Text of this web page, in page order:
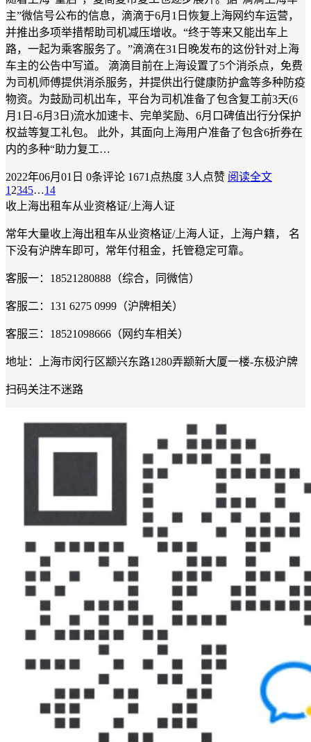
主”微信号公布的信息，滴滴于6月1日恢复上海网约车运营，
并推出多项举措帮助司机减压增收。“终于等来又能出车上
路，一起为乘客服务了。”滴滴在31日晚发布的这份针对上海
车主的公告中写道。 滴滴目前在上海设置了5个消杀点，免费
为司机师傅提供消杀服务，并提供出行健康防护盒等多种防疫
物资。为鼓励司机出车，平台为司机准备了包含复工前3天(6
月1日-6月3日)流水加速卡、完单奖励、6月口碑值出行分保护
权益等复工礼包。 此外，其面向上海用户准备了包含6折券在
内的多种“助力复工…
2022年06月01日 0条评论 1671点热度 3人点赞 阅读全文
1 2345…14
收上海出租车从业资格证/上海人证
常年大量收上海出租车从业资格证/上海人证，上海户籍， 名
下没有沪牌车即可，常年付租金，托管稳定可靠。
客服一：18521280888（综合，同微信）
客服二：131 6275 0999（沪牌相关）
客服三：18521098666（网约车相关）
地址：上海市闵行区颛兴东路1280弄颛新大厦一楼-东极沪牌
扫码关注不迷路